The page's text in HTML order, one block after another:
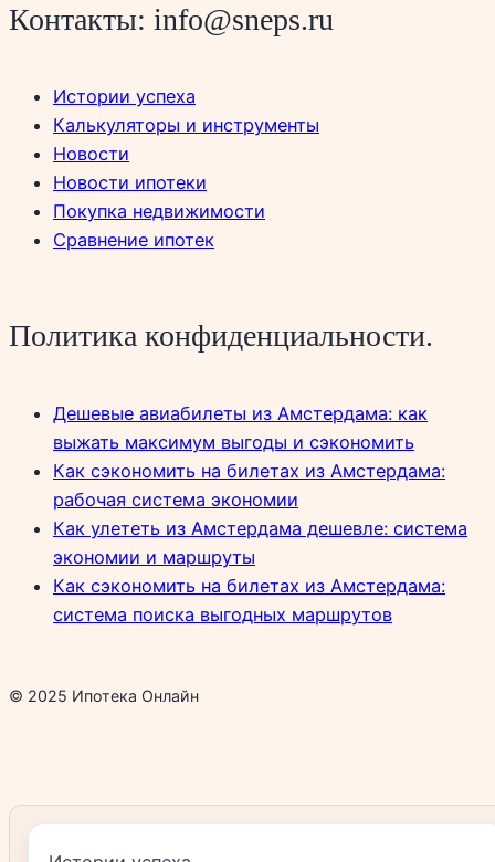
Контакты: info@sneps.ru
Истории успеха
Калькуляторы и инструменты
Новости
Новости ипотеки
Покупка недвижимости
Сравнение ипотек
Политика конфиденциальности.
Дешевые авиабилеты из Амстердама: как
выжать максимум выгоды и сэкономить
Как сэкономить на билетах из Амстердама:
рабочая система экономии
Как улететь из Амстердама дешевле: система
экономии и маршруты
Как сэкономить на билетах из Амстердама:
система поиска выгодных маршрутов
© 2025 Ипотека Онлайн